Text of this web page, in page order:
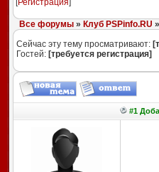
[Регистрация]
Все форумы» Клуб PSPinfo.RU »
Сейчас эту тему просматривают:
Гостей: [требуется регистрация]
#1